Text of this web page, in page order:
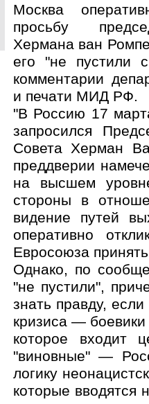
Москва
просьбу
Хермана ван
его "не пустили
комментарии
и печати МИД РФ.
"В Россию 17
запросился
Совета Херман
преддверии
на высшем
стороны в
видение путей
оперативно
Евросоюза
Однако, по
"не пустили",
знать правду,
кризиса — боевики
которое входит
"виновные" —
логику
которые вводятся